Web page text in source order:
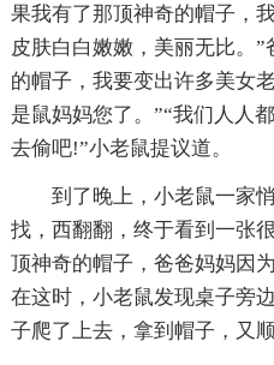
果我有了那顶神奇的帽子，
皮肤白白嫩嫩，美丽无比。
的帽子，我要变出许多美女
是鼠妈妈您了。”“我们人人
去偷吧!”小老鼠提议道。
到了晚上，小老鼠一家
找，西翻翻，终于看到一张
顶神奇的帽子，爸爸妈妈因
在这时，小老鼠发现桌子旁
子爬了上去，拿到帽子，又